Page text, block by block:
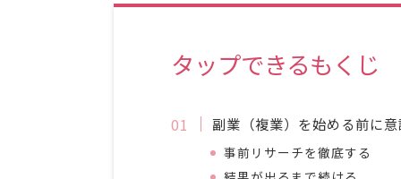
タップできるもくじ
副業（複業）を始める前に
事前リサーチを徹底する